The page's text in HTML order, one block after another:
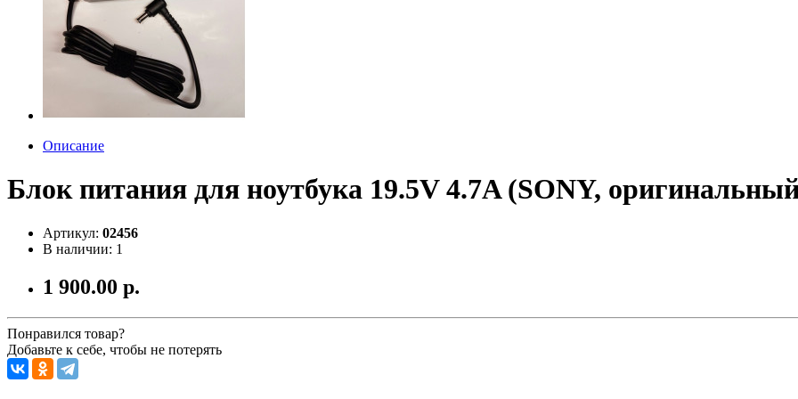
Описание
Блок питания для ноутбука 19.5V 4.7A (SONY,
Артикул: 02456
В наличии: 1
1 900.00 р.
Понравился товар?
Добавьте к себе, чтобы не потерять